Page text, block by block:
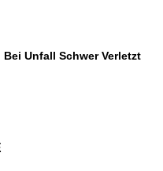
Bei Unfall Schwer Verletzt